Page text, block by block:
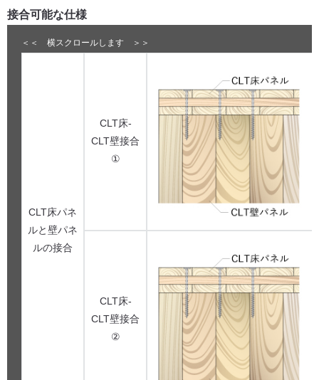
接合可能な仕様
CLT床パネ
ルと壁パネ
ルの接合
CLT床-
CLT壁接合
①
CLT床-
CLT壁接合
②